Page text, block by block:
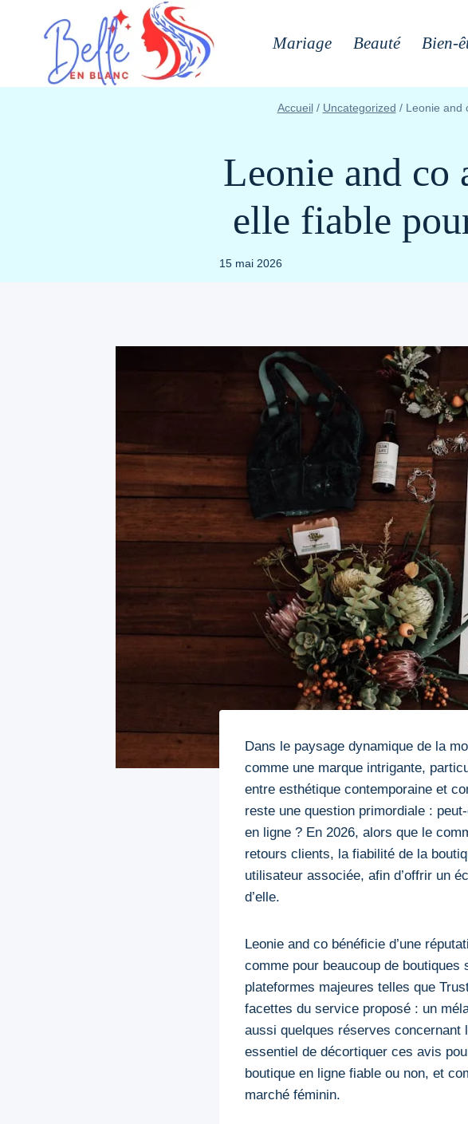
Mariage Beauté Bien-
Accueil / Uncategorized / Leonie and
Leonie and co
elle fiable
15 mai 2026
Dans le paysage dynamique de la
comme une marque intrigante,
entre esthétique contemporaine et
reste une question primordiale :
en ligne ? En 2026, alors que le
retours clients, la fiabilité de la
utilisateur associée, afin d’offrir un
d’elle.
Leonie and co bénéficie d’une
comme pour beaucoup de
plateformes majeures telles que
facettes du service proposé : un
aussi quelques réserves
essentiel de décortiquer ces avis
boutique en ligne fiable ou non, et
marché féminin.